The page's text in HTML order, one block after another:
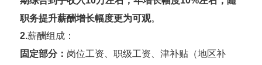
职务提升薪酬增长幅度更为可观。
2.薪酬组成：
固定部分： 岗位工资、职级工资、津补贴（地区补